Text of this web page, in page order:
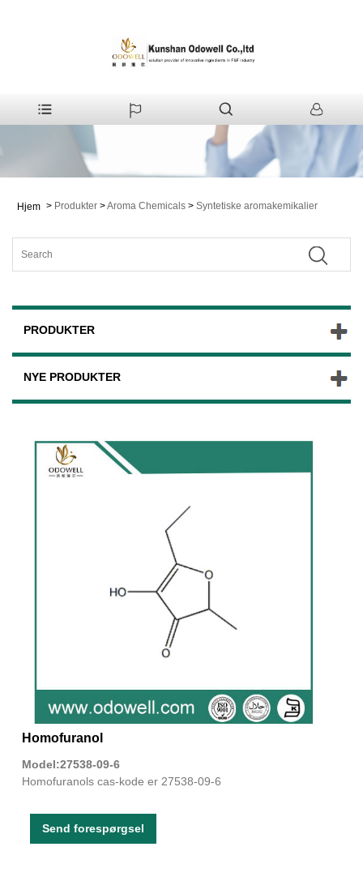
Hjem > Produkter >Aroma Chemicals > Syntetiske aromakemikalier
PRODUKTER
NYE PRODUKTER
Homofuranol
Model:27538-09-6
Homofuranols cas-kode er 27538-09-6
Send forespørgsel